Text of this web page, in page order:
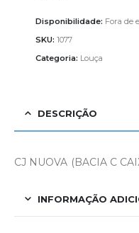
Disponibilidade: Fora de
SKU: 1077
Categoria: Louça
DESCRIÇÃO
CJ NUOVA (BACIA C
INFORMAÇÃO